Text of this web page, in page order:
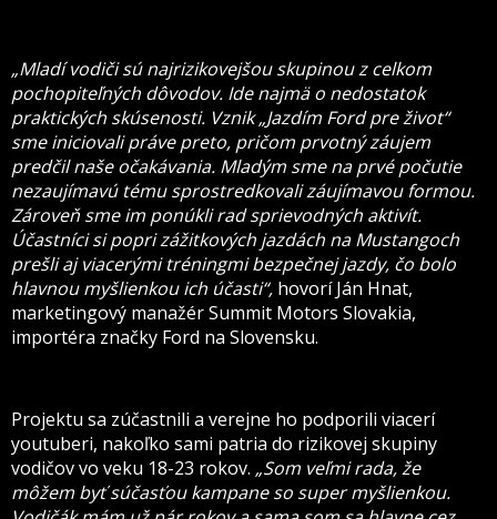
„Mladí vodiči sú najrizikovejšou skupinou z celkom
pochopiteľných dôvodov. Ide najmä o nedostatok
praktických skúsenosti. Vznik „Jazdím Ford pre život“
sme iniciovali práve preto, pričom prvotný záujem
predčil naše očakávania. Mladým sme na prvé počutie
nezaujímavú tému sprostredkovali záujímavou formou.
Zároveň sme im ponúkli rad sprievodných aktivít.
Účastníci si popri zážitkových jazdách na Mustangoch
prešli aj viacerými tréningmi bezpečnej jazdy, čo bolo
hlavnou myšlienkou ich účasti“, hovorí Ján Hnat,
marketingový manažér Summit Motors Slovakia,
importéra značky Ford na Slovensku.
Projektu sa zúčastnili a verejne ho podporili viacerí
youtuberi, nakoľko sami patria do rizikovej skupiny
vodičov vo veku 18-23 rokov. „Som veľmi rada, že
môžem byť súčasťou kampane so super myšlienkou.